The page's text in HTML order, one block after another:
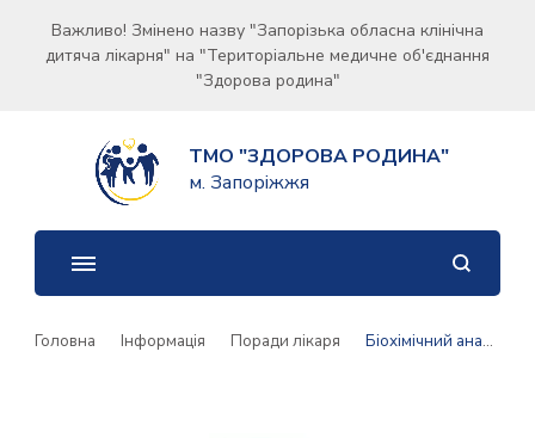
Важливо! Змінено назву "Запорізька обласна клінічна
дитяча лікарня" на "Територіальне медичне об'єднання
"Здорова родина"
ТМО "ЗДОРОВА РОДИНА"
м. Запоріжжя
Головна Інформація Поради лікаря Біохімічний аналіз крові у дітей